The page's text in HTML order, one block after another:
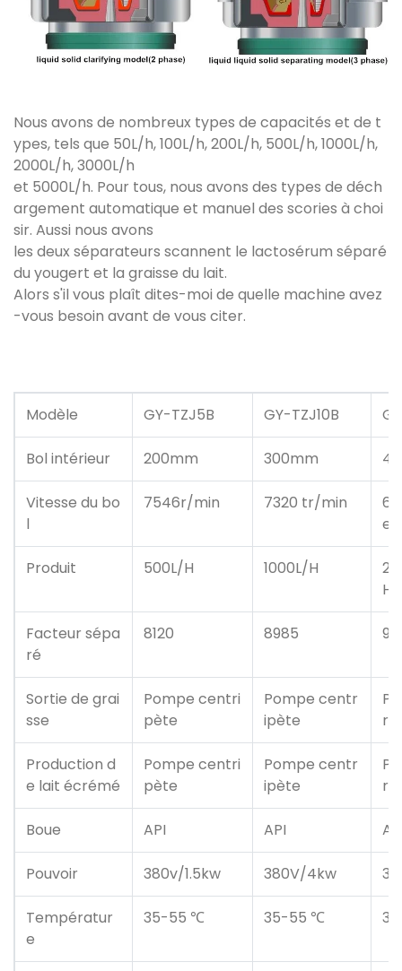
Nous avons de nombreux types de capacités et de t
ypes, tels que 50L/h, 100L/h, 200L/h, 500L/h, 1000L/h,
2000L/h, 3000L/h
et 5000L/h. Pour tous, nous avons des types de déch
argement automatique et manuel des scories à choi
sir. Aussi nous avons
les deux séparateurs scannent le lactosérum séparé
du yougert et la graisse du lait.
Alors s'il vous plaît dites-moi de quelle machine avez
-vous besoin avant de vous citer.
Modèle GY-TZJ5B GY-TZJ10B
Bol intérieur 200mm 300mm
Vitesse du bo
l
7546r/min 7320 tr/min
e
Produit 500L/H 1000L/H
H
Facteur sépa
ré
8120 8985
Sortie de grai
sse
Pompe centri
pète
Pompe centr
ipète
Production d
e lait écrémé
Pompe centri
pète
Pompe centr
ipète
Boue API API
Pouvoir 380v/1.5kw 380V/4kw
Températur
e
35-55 ℃ 35-55 ℃